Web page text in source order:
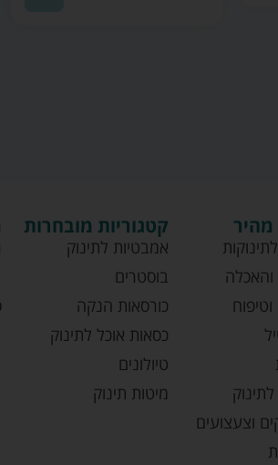
מהיר
וצעצועים
קטגוריות מובחרות
אמבטיות לתינוק
בוסטרים
כורסאות הנקה
כסאות אוכל לתינוק
טיולונים
מיטות תינוק